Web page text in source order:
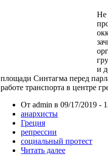
Не
и
площади Синтагма перед
работе транспорта в центре
От admin в 09/17/2019 -
анархисты
Греция
репрессии
социальный протест
Читать далее